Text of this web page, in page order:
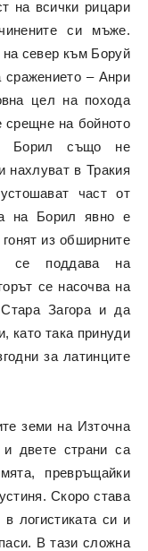
на всички рицари
си мъже.
север към Боруй
сражението – Анри
цел на похода
срещне на бойното
Борил също не
нахлуват в Тракия
част от
на Борил явно е
из обширните
се поддава на
се насочва на
Загора и да
като така принуди
за латинците
земи на Източна
и двете страни са
превръщайки
Скоро става
логистиката си и
В тази сложна